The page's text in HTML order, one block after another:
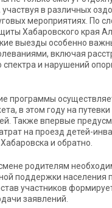
в различных
мероприятиях. По
Хабаровского края
выезды особенно
включая
спектра и нарушений
программы
в этом году на
Также впервые
на проезд детей-
и обратно.
родителям
поддержки населения
участников
заявлений.